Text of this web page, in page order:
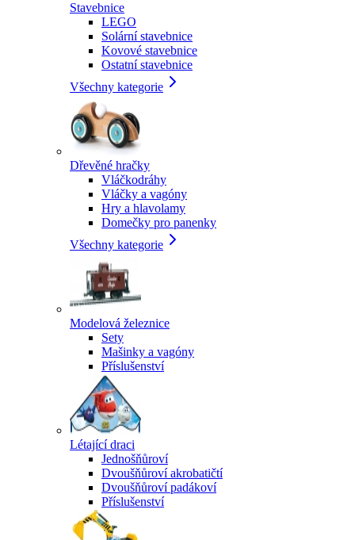
Stavebnice
LEGO
Solární stavebnice
Kovové stavebnice
Ostatní stavebnice
Všechny kategorie
Dřevěné hračky
Vláčkodráhy
Vláčky a vagóny
Hry a hlavolamy
Domečky pro panenky
Všechny kategorie
Modelová železnice
Sety
Mašinky a vagóny
Příslušenství
Létající draci
Jednošňůroví
Dvoušňůroví akrobatičtí
Dvoušňůroví padákoví
Příslušenství